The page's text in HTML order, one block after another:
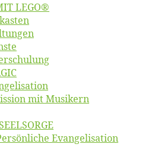
LEGO®
mit Musikern
Evangelisation